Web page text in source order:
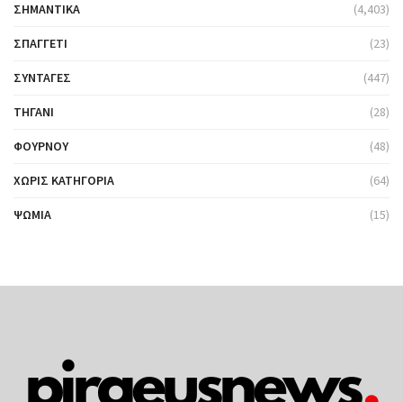
ΣΗΜΑΝΤΙΚΆ (4,403)
ΣΠΑΓΓΈΤΙ (23)
ΣΥΝΤΑΓΈΣ (447)
ΤΗΓΆΝΙ (28)
ΦΟΎΡΝΟΥ (48)
ΧΩΡΊΣ ΚΑΤΗΓΟΡΊΑ (64)
ΨΩΜΙΆ (15)